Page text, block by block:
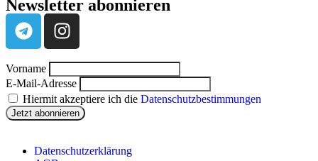
Newsletter abonnieren
Vorname
E-Mail-Adresse
Hiermit akzeptiere ich die Datenschutzbestimmungen
Datenschutzerklärung